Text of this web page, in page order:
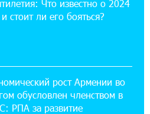
президенту страны с просьбой
армянских заключенных,
Что известно о 2024
стоит ли его бояться?
рост Армении во
обусловлен членством в
РПА за развитие